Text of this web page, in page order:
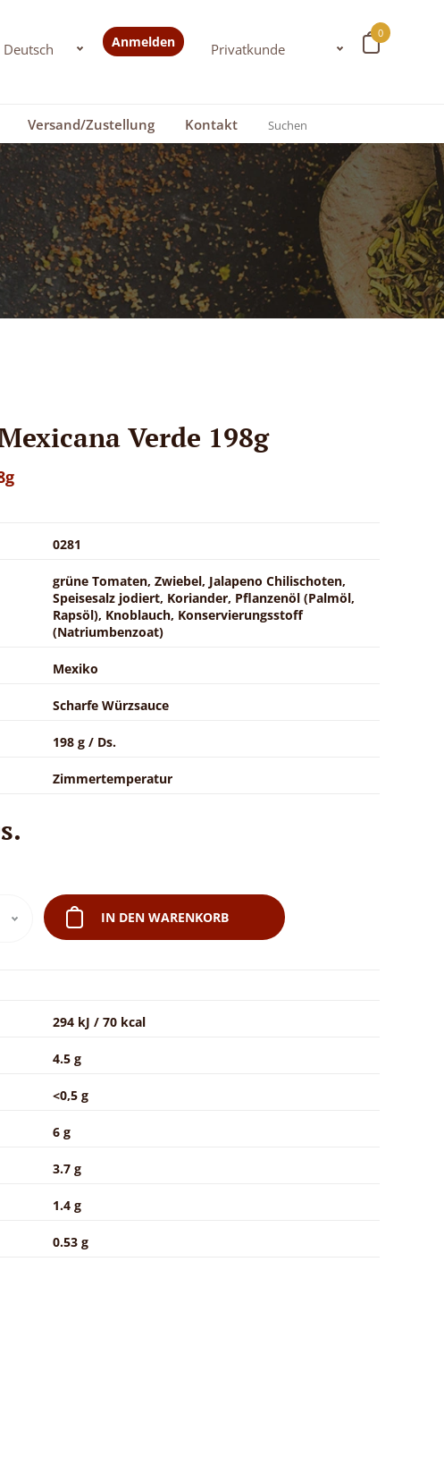
0
Anmelden
Versand/Zustellung Kontakt
Verde 198g
0281
grüne Tomaten, Zwiebel, Jalapeno Chilischoten,
Speisesalz jodiert, Koriander, Pflanzenöl (Palmöl,
Rapsöl), Knoblauch, Konservierungsstoff
(Natriumbenzoat)
Mexiko
Scharfe Würzsauce
198 g / Ds.
Zimmertemperatur
IN DEN WARENKORB
294 kJ / 70 kcal
4.5 g
<0,5 g
6 g
3.7 g
1.4 g
0.53 g